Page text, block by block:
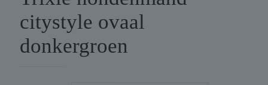
citystyle ovaal
donkergroen